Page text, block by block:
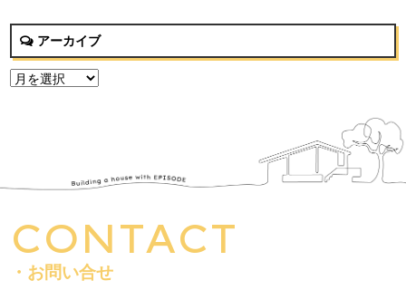
アーカイブ
CONTACT
・お問い合せ